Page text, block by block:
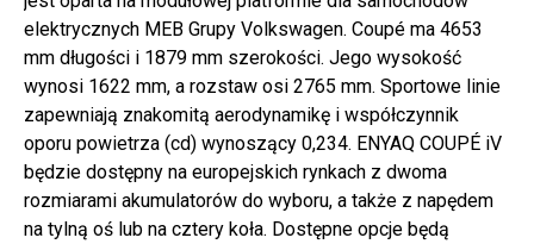
elektrycznych MEB Grupy Volkswagen. Coupé ma 4653
mm długości i 1879 mm szerokości. Jego wysokość
wynosi 1622 mm, a rozstaw osi 2765 mm. Sportowe linie
zapewniają znakomitą aerodynamikę i współczynnik
oporu powietrza (cd) wynoszący 0,234. ENYAQ COUPÉ iV
będzie dostępny na europejskich rynkach z dwoma
rozmiarami akumulatorów do wyboru, a także z napędem
na tylną oś lub na cztery koła. Dostępne opcje będą